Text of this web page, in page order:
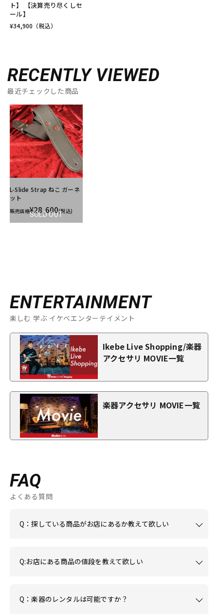
ト】 【決算売り尽くしセ
ール】
¥34,900 （税込）
RECENTLY VIEWED
最近チェックした商品
SOLD OUT
L-Slide Strap ねこ ガーネ
ット
販売価格¥28,600(税込)
ENTERTAINMENT
楽しむ 学ぶ イケベエンターテイメント
Ikebe Live Shopping/楽器
アクセサリ MOVIE一覧
楽器アクセサリ MOVIE一覧
FAQ
よくある質問
Q：探している商品がお店にあるか教えて欲しい
Q:お店にある商品の値段を教えて欲しい
Q：楽器のレンタルは可能ですか？